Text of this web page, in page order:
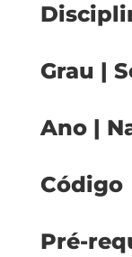
Grau |
Ano |
Código
Pré-